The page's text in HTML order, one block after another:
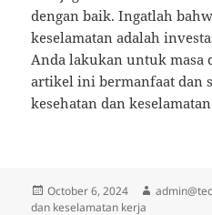
dengan baik. Ingatlah
keselamatan adalah
Anda lakukan untuk masa
artikel ini bermanfaat dan
kesehatan dan
Posted
on
October 6, 2024 Author
dan keselamatan kerja